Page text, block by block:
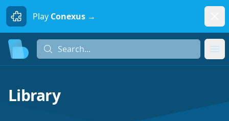
Play Conexus →
Search...
Library